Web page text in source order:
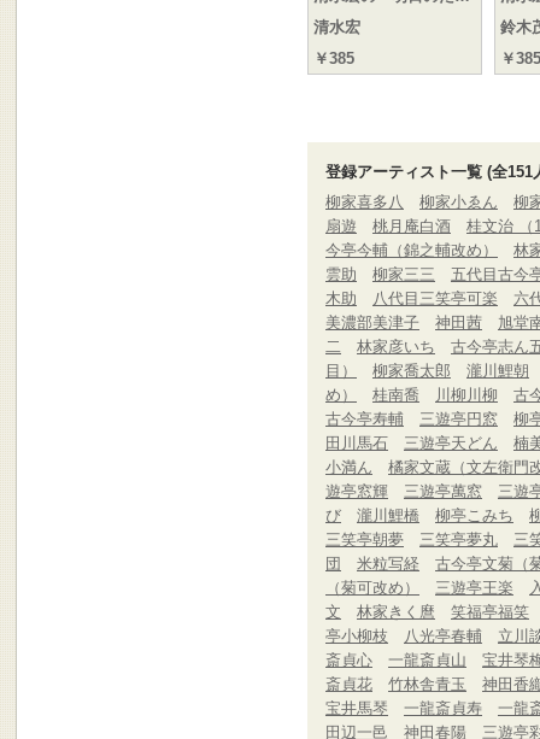
清水宏
￥385
鈴木
￥385
登録アーティスト一覧 (全
柳家喜多八
柳家小ゑん
柳
扇遊
桃月庵白酒
桂文治 （
今亭今輔（錦之輔改め）
林
雲助
柳家三三
五代目古今
木助
八代目三笑亭可楽
六
美濃部美津子
神田茜
旭堂
二
林家彦いち
古今亭志ん
目）
柳家喬太郎
瀧川鯉朝
め）
桂南喬 川柳川柳
古
古今亭寿輔
三遊亭円窓
柳
田川馬石
三遊亭天どん
楠
小満ん
橘家文蔵（文左衛門
遊亭窓輝
三遊亭萬窓
三遊
び
瀧川鯉橋 柳亭こみち
三笑亭朝夢
三笑亭夢丸
三
団
米粒写経
古今亭文菊（
（菊可改め）
三遊亭王楽
文
林家きく麿
笑福亭福笑
亭小柳枝
八光亭春輔
立川
斎貞心
一龍斎貞山
宝井琴
斎貞花
竹林舎青玉
神田香
宝井馬琴
一龍斎貞寿
一龍
田辺一邑
神田春陽
三遊亭